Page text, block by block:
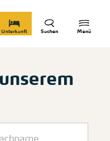
Menü
Suchen
Unterkunft